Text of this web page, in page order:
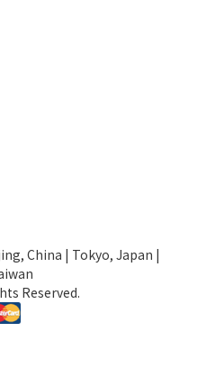
China | Tokyo, Japan |
Reserved.